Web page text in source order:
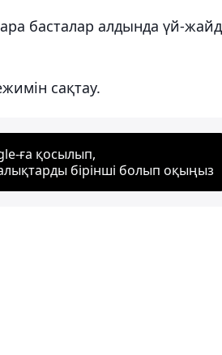
басталар алдында үй-
сақтау.
ға қосылып,
бірінші болып оқыңыз